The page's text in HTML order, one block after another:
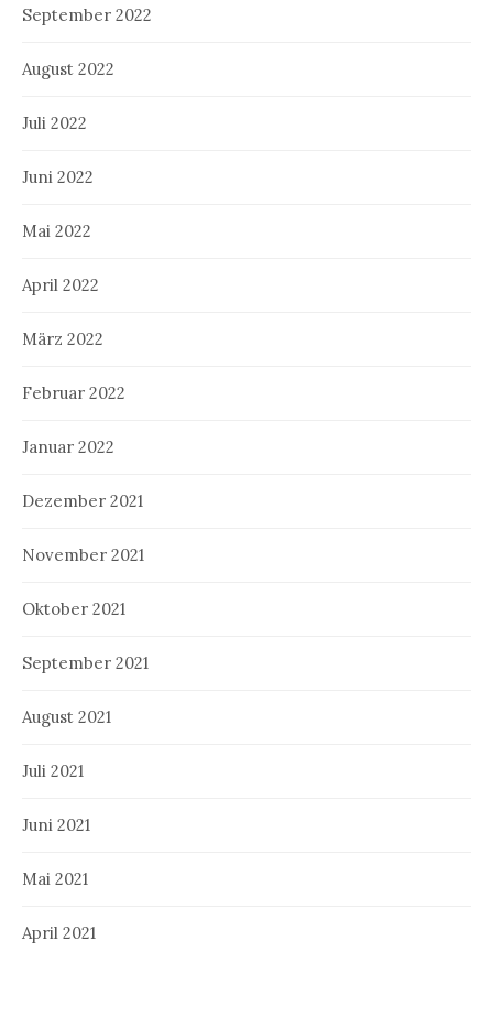
September 2022
August 2022
Juli 2022
Juni 2022
Mai 2022
April 2022
März 2022
Februar 2022
Januar 2022
Dezember 2021
November 2021
Oktober 2021
September 2021
August 2021
Juli 2021
Juni 2021
Mai 2021
April 2021